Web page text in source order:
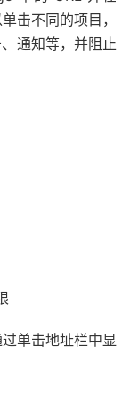
击不同的项目，
通知等，并阻止
单击地址栏中显